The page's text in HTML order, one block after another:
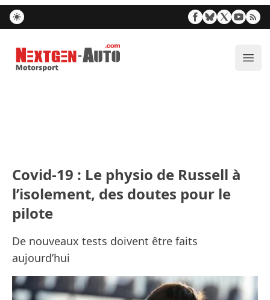
Nextgen-Auto.com
Covid-19 : Le physio de Russell à
l’isolement, des doutes pour le
pilote
De nouveaux tests doivent être faits
aujourd’hui